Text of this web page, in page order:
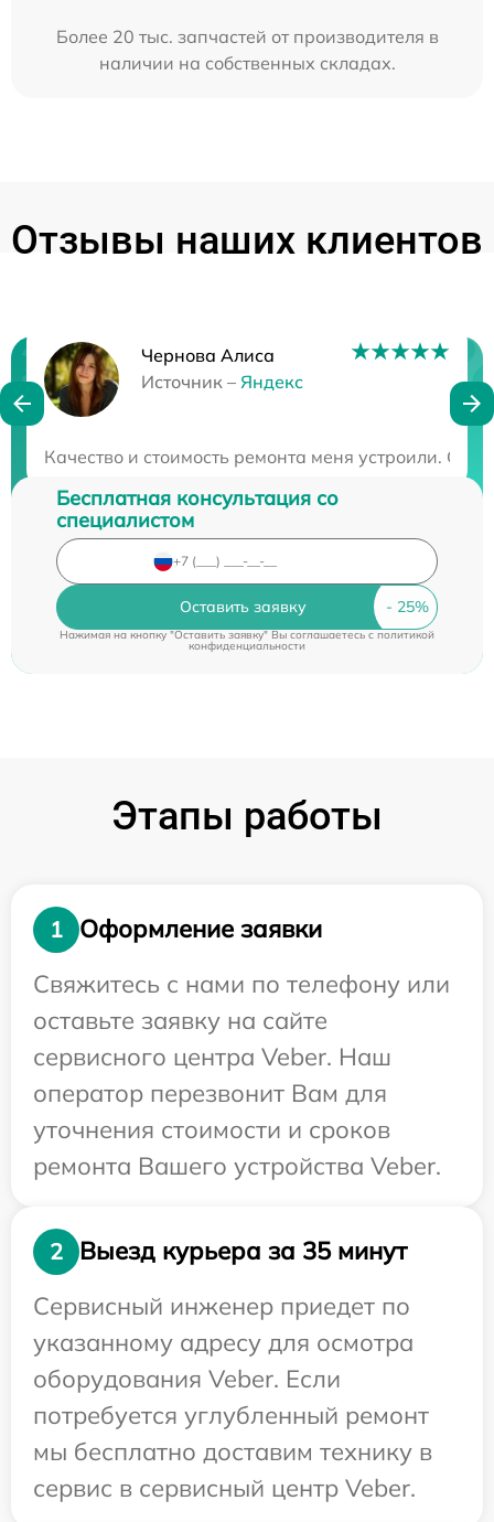
Более 20 тыс. запчастей от производителя в
наличии на собственных складах.
Отзывы наших клиентов
Чернова Алиса
Источник – Яндекс
Качество и стоимость ремонта меня устроили.
Нужна консультация?
Бесплатная консультация со
специалистом
Оставить заявку
Нажимая на кнопку "Оставить заявку" Вы соглашаетесь cполитикой
конфиденциальности
Этапы работы
1
Оформление заявки
Свяжитесь с нами по телефону или
оставьте заявку на сайте
сервисного центра Veber. Наш
оператор перезвонит Вам для
уточнения стоимости и сроков
ремонта Вашего устройства Veber.
2
Выезд курьера за 35 минут
Сервисный инженер приедет по
указанному адресу для осмотра
оборудования Veber. Если
потребуется углубленный ремонт
мы бесплатно доставим технику в
сервис в сервисный центр Veber.